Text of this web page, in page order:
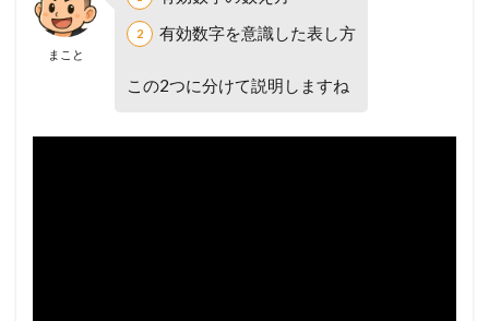
まこと
有効数字を意識した表し方
この2つに分けて説明しますね